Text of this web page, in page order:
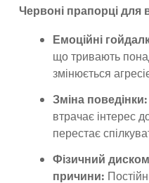
Червоні прапорці для
Емоційні
що тривають
змінюється
Зміна поведінки:
втрачає інтерес
перестає
Фізичний
причини: